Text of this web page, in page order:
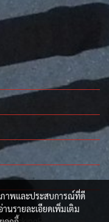
ภาพและประสบการณ์ที่ดี
นรายละเอียดเพิ่มเติม